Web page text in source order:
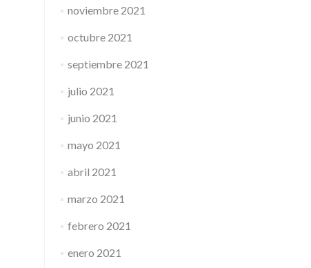
noviembre 2021
octubre 2021
septiembre 2021
julio 2021
junio 2021
mayo 2021
abril 2021
marzo 2021
febrero 2021
enero 2021